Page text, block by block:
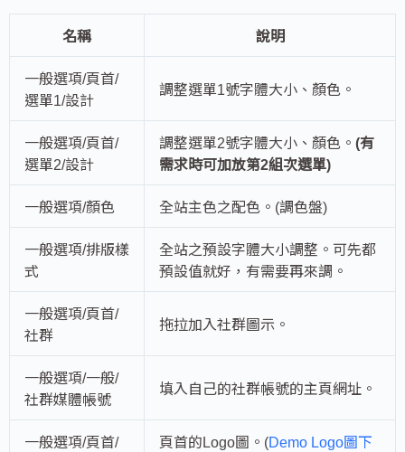
名稱 說明
一般選項/頁首/
選單1/設計
調整選單1號字體大小、顏色。
一般選項/頁首/
選單2/設計
調整選單2號字體大小、顏色。 (有
需求時可加放第2組次選單)
一般選項/顏色 全站主色之配色。(調色盤)
一般選項/排版樣
式
全站之預設字體大小調整。可先都
預設值就好，有需要再來調。
一般選項/頁首/
社群
拖拉加入社群圖示。
一般選項/一般/
社群媒體帳號
填入自己的社群帳號的主頁網址。
一般選項/頁首/
頁首的Logo圖。(Demo Logo圖下